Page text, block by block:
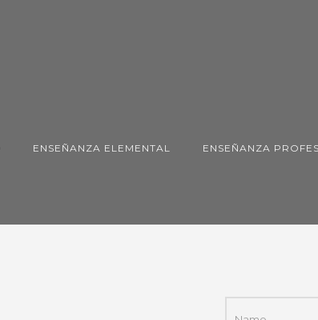
ENSEÑANZA ELEMENTAL ENSEÑANZA